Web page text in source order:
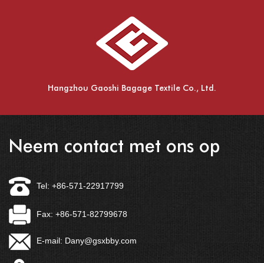
Hangzhou Gaoshi Bagage Textile Co., Ltd.
Neem contact met ons op
Tel: +86-571-22917799
Fax: +86-571-82799678
E-mail: Dany@gsxbby.com